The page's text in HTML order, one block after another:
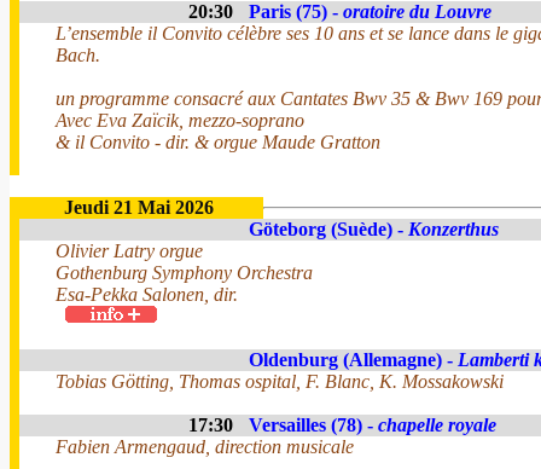
20:30 Paris (75) - oratoire du Louvre
L’ensemble il Convito célèbre ses 10 ans et se lance dans le
Bach.
un programme consacré aux Cantates Bwv 35 & Bwv 169
Avec Eva Zaïcik, mezzo-soprano
& il Convito - dir. & orgue Maude Gratton
Jeudi 21 Mai 2026
Göteborg (Suède) - Konzerthus
Olivier Latry orgue
Gothenburg Symphony Orchestra
Esa-Pekka Salonen, dir.
Oldenburg (Allemagne) - Lamberti
Tobias Götting, Thomas ospital, F. Blanc, K. Mossakowski
17:30 Versailles (78) - chapelle royale
Fabien Armengaud, direction musicale